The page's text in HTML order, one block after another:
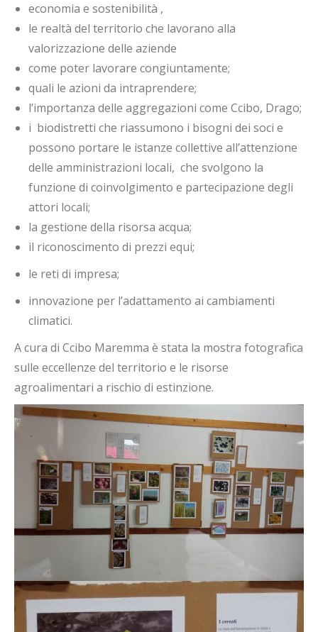
economia e sostenibilità ,
le realtà del territorio che lavorano alla
valorizzazione delle aziende
come poter lavorare congiuntamente;
quali le azioni da intraprendere;
l’importanza delle aggregazioni come Ccibo, Drago;
i biodistretti che riassumono i bisogni dei soci e
possono portare le istanze collettive all’attenzione
delle amministrazioni locali, che svolgono la
funzione di coinvolgimento e partecipazione degli
attori locali;
la gestione della risorsa acqua;
il riconoscimento di prezzi equi;
le reti di impresa;
innovazione per l’adattamento ai cambiamenti
climatici.
A cura di Ccibo Maremma è stata la mostra fotografica
sulle eccellenze del territorio e le risorse
agroalimentari a rischio di estinzione.